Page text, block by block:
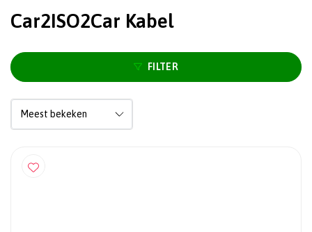
Car2ISO2Car Kabel
FILTER